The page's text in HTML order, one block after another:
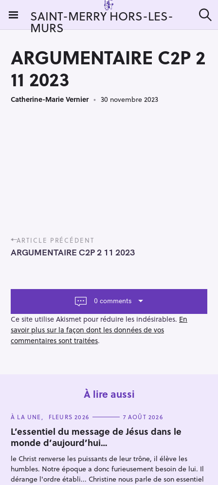
i
SAINT-MERRY HORS-LES-
MURS e
ARGUMENTAIRE C2P 2
11 2023
Catherine-Marie Vernier 30 novembre 2023
P
o
s
a
g
a
t
i
ARTICLE PRÉCÉDENT
ARGUMENTAIRE C2P 2 11 2023
0 comments
Ce site utilise Akismet pour réduire les indésirables. En
savoir plus sur la façon dont les données de vos
commentaires sont traitées.
À lire aussi
C
T
E
G
O
R
I
E
S
À LA UNE FLEURS 2026 7 AOÛT 2026
L’essentiel du message de Jésus dans le
monde d’aujourd’hui…
le Christ renverse les puissants de leur trône, il élève les
humbles. Notre époque a donc furieusement besoin de lui. Il
dérange l'ordre établi... Christine nous parle de son essentiel